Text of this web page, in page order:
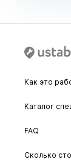
Как это
Каталог
FAQ
Сколько